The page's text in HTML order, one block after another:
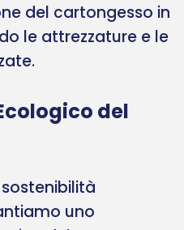
del cartongesso in
le attrezzature e le
del
uno